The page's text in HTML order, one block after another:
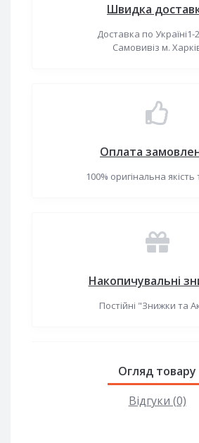
Швидка
Доставка по Україні1-
Самовивіз м.
Оплата
100% оригінальна
Накопичувальні
Постійні "Знижки та
Огляд товару
Відгуки (0)